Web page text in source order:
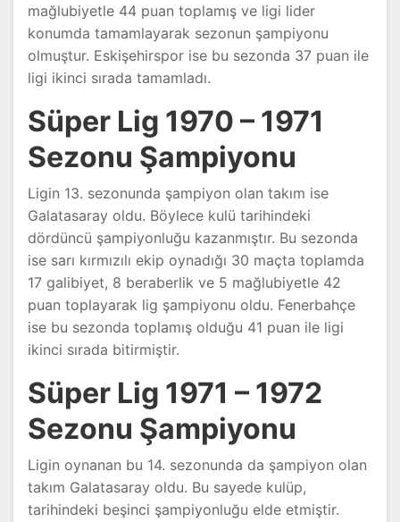
mağlubiyetle 44 puan toplamış ve ligi lider
konumda tamamlayarak sezonun şampiyonu
olmuştur. Eskişehirspor ise bu sezonda 37 puan ile
ligi ikinci sırada tamamladı.
Süper Lig 1970 – 1971
Sezonu Şampiyonu
Ligin 13. sezonunda şampiyon olan takım ise
Galatasaray oldu. Böylece kulü tarihindeki
dördüncü şampiyonluğu kazanmıştır. Bu sezonda
ise sarı kırmızılı ekip oynadığı 30 maçta toplamda
17 galibiyet, 8 beraberlik ve 5 mağlubiyetle 42
puan toplayarak lig şampiyonu oldu. Fenerbahçe
ise bu sezonda toplamış olduğu 41 puan ile ligi
ikinci sırada bitirmiştir.
Süper Lig 1971 – 1972
Sezonu Şampiyonu
Ligin oynanan bu 14. sezonunda da şampiyon olan
takım Galatasaray oldu. Bu sayede kulüp,
tarihindeki beşinci şampiyonluğu elde etmiştir.